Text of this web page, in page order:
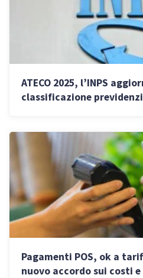
ATECO 2025, l’INPS
classificazione
Pagamenti POS, ok a
nuovo accordo sui costi